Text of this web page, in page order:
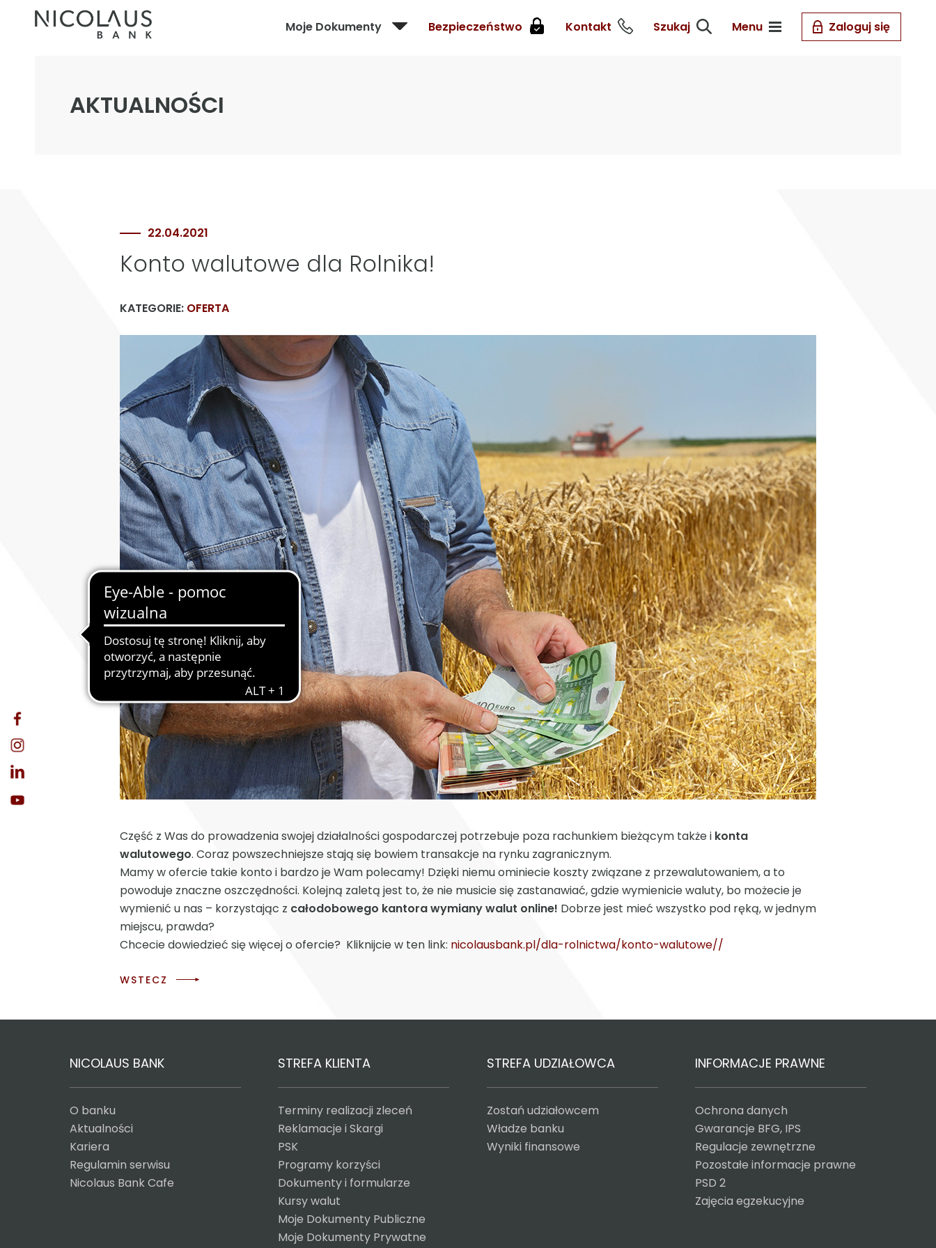
Moje Dokumenty Bezpieczeństwo Kontakt Szukaj Menu Zaloguj się
AKTUALNOŚCI
22.04.2021
Konto walutowe dla Rolnika!
KATEGORIE: OFERTA
Część z Was do prowadzenia swojej działalności gospodarczej potrzebuje poza rachunkiem bieżącym także i konta
walutowego. Coraz powszechniejsze stają się bowiem transakcje na rynku zagranicznym.
Mamy w ofercie takie konto i bardzo je Wam polecamy! Dzięki niemu ominiecie koszty związane z przewalutowaniem, a to
powoduje znaczne oszczędności. Kolejną zaletą jest to, że nie musicie się zastanawiać, gdzie wymienicie waluty, bo możecie je
wymienić u nas – korzystając z całodobowego kantora wymiany walut online! Dobrze jest mieć wszystko pod ręką, w jednym
miejscu, prawda?
Chcecie dowiedzieć się więcej o ofercie? Kliknijcie w ten link: nicolausbank.pl/dla-rolnictwa/konto-walutowe//
WSTECZ
NICOLAUS BANK
O banku
Aktualności
Kariera
Regulamin serwisu
Nicolaus Bank Cafe
STREFA KLIENTA
Terminy realizacji zleceń
Reklamacje i Skargi
PSK
Programy korzyści
Dokumenty i formularze
Kursy walut
Moje Dokumenty Publiczne
Moje Dokumenty Prywatne
STREFA UDZIAŁOWCA
Zostań udziałowcem
Władze banku
Wyniki finansowe
INFORMACJE PRAWNE
Ochrona danych
Gwarancje BFG, IPS
Regulacje zewnętrzne
Pozostałe informacje prawne
PSD 2
Zajęcia egzekucyjne